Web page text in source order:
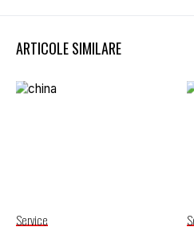
ARTICOLE SIMILARE
Service